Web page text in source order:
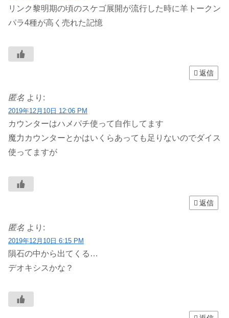
リンク黎明期の頃のスケゴ展開が流行した時に羊トークン
パラ4種が高く売れた記憶
返信
匿名 より:
2019年12月10日 12:06 PM
カウンターはハメパチ使って自作してます
魔力カウンターとかはいくらあっても足りないのでダイス
使ってますが
返信
匿名 より:
2019年12月10日 6:15 PM
隕石の中から出てくる…
デオキシスかな？